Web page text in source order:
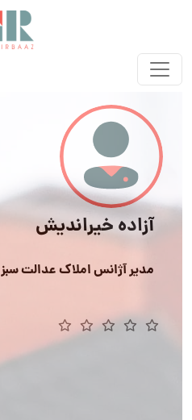
آزاده خیراندیش
مدیر آژانس املاک عدالت سبز